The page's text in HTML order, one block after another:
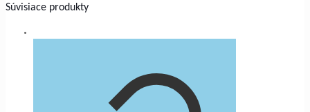
Súvisiace produkty